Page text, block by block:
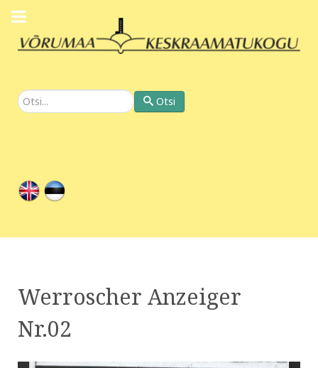
Otsi Otsi
Werroscher Anzeiger
Nr.02